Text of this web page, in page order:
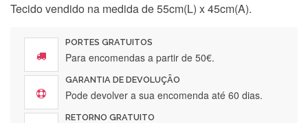
Tecido vendido na medida de 55cm(L) x 45cm(A).
PORTES GRATUITOS
Para encomendas a partir de 50€.
GARANTIA DE DEVOLUÇÃO
Pode devolver a sua encomenda até 60 dias.
RETORNO GRATUITO